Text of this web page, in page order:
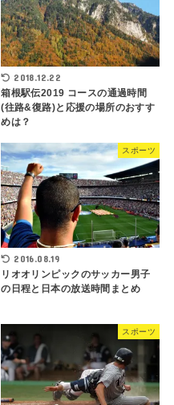
2018.12.22
箱根駅伝2019 コースの通過時間
(往路&復路)と応援の場所のおすす
めは？
スポーツ
2016.08.19
リオオリンピックのサッカー男子
の日程と日本の放送時間まとめ
スポーツ